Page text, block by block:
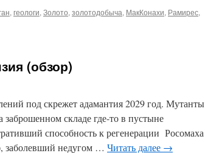
, геологи, Золото, золотодобыча, МакКонахи, Рамирес,
(обзор)
под скрежет адамантия 2029 год. Мутанты
складе где-то в пустыне
способность к регенерации Росомаха
заболевший недугом … Читать далее →